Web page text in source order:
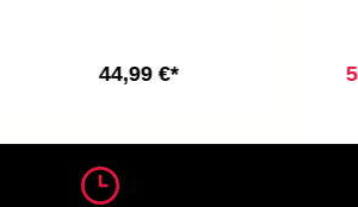
44,99 €*